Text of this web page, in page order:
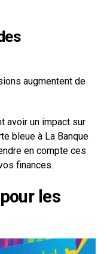
augmentent de
avoir un impact sur
bleue à La Banque
en compte ces
finances.
les